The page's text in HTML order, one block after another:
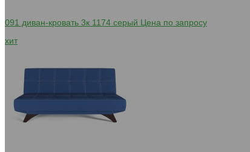
091 диван-кровать 3к 1174 серый Цена по запросу
хит